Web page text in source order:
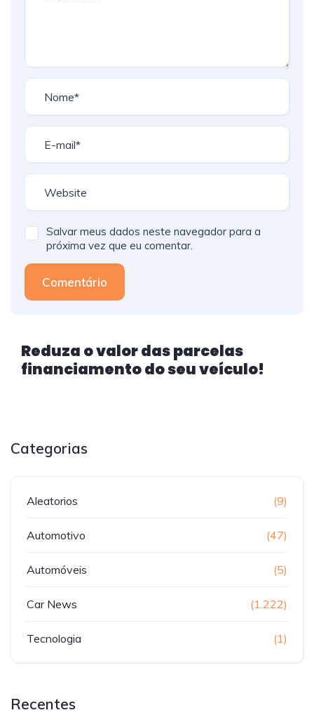
Salvar meus dados neste navegador para a
próxima vez que eu comentar.
Comentário
Reduza o valor das parcelas
financiamento do seu veículo!
Categorias
Aleatorios (9)
Automotivo (47)
Automóveis (5)
Car News (1.222)
Tecnologia (1)
Recentes